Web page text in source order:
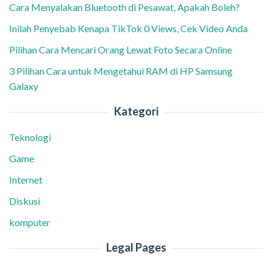
Cara Menyalakan Bluetooth di Pesawat, Apakah Boleh?
Inilah Penyebab Kenapa TikTok 0 Views, Cek Video Anda
Pilihan Cara Mencari Orang Lewat Foto Secara Online
3 Pilihan Cara untuk Mengetahui RAM di HP Samsung
Galaxy
Kategori
Teknologi
Game
Internet
Diskusi
komputer
Legal Pages